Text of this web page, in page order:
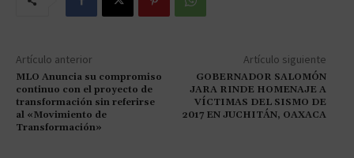
Artículo anterior
MLO Anuncia su compromiso
continuo con el proyecto de
transformación sin referirse
al «Movimiento de
Transformación»
Artículo siguiente
GOBERNADOR SALOMÓN
JARA RINDE HOMENAJE A
VÍCTIMAS DEL SISMO DE
2017 EN JUCHITÁN, OAXACA